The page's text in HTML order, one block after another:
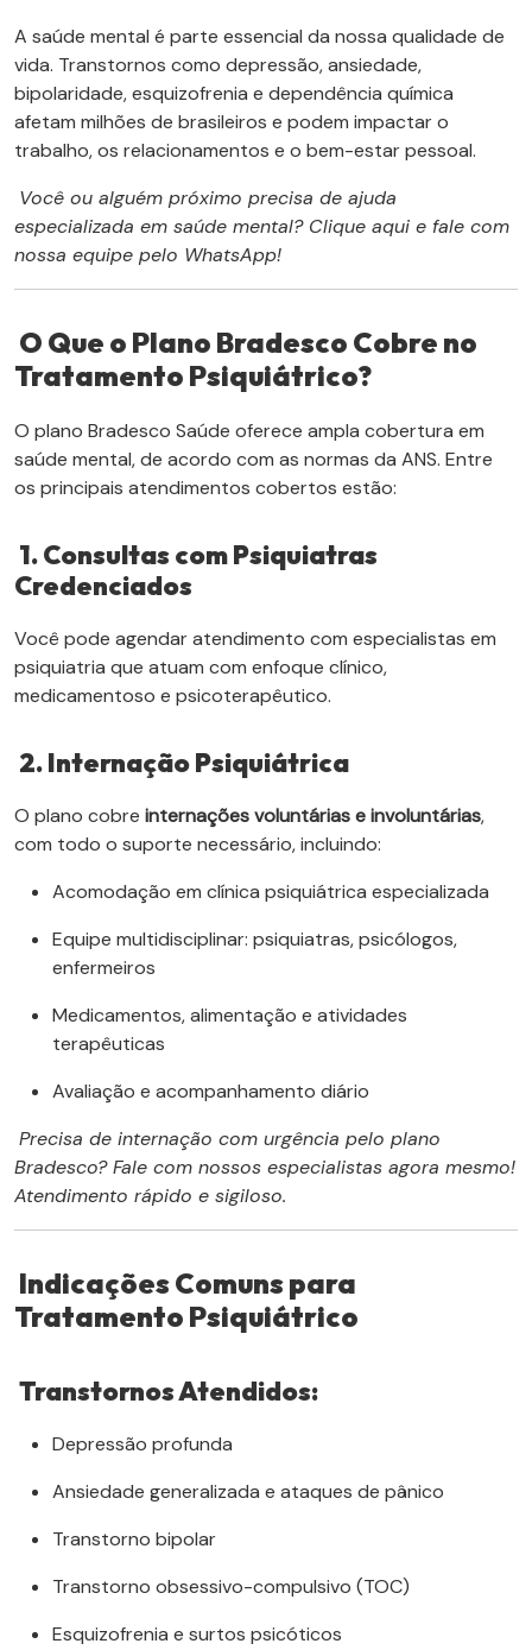
A saúde mental é parte essencial da nossa qualidade de
vida. Transtornos como depressão, ansiedade,
bipolaridade, esquizofrenia e dependência química
afetam milhões de brasileiros e podem impactar o
trabalho, os relacionamentos e o bem-estar pessoal.
Você ou alguém próximo precisa de ajuda
especializada em saúde mental? Clique aqui e fale com
nossa equipe pelo WhatsApp!
O Que o Plano Bradesco Cobre no
Tratamento Psiquiátrico?
O plano Bradesco Saúde oferece ampla cobertura em
saúde mental, de acordo com as normas da ANS. Entre
os principais atendimentos cobertos estão:
1. Consultas com Psiquiatras
Credenciados
Você pode agendar atendimento com especialistas em
psiquiatria que atuam com enfoque clínico,
medicamentoso e psicoterapêutico.
2. Internação Psiquiátrica
O plano cobre internações voluntárias e involuntárias,
com todo o suporte necessário, incluindo:
Acomodação em clínica psiquiátrica especializada
Equipe multidisciplinar: psiquiatras, psicólogos,
enfermeiros
Medicamentos, alimentação e atividades
terapêuticas
Avaliação e acompanhamento diário
Precisa de internação com urgência pelo plano
Bradesco? Fale com nossos especialistas agora mesmo!
Atendimento rápido e sigiloso.
Indicações Comuns para
Tratamento Psiquiátrico
Transtornos Atendidos:
Depressão profunda
Ansiedade generalizada e ataques de pânico
Transtorno bipolar
Transtorno obsessivo-compulsivo (TOC)
Esquizofrenia e surtos psicóticos